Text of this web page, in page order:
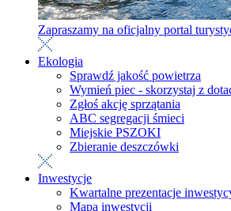
Zapraszamy na oficjalny portal
Ekologia
Sprawdź jakość powietrza
Wymień piec - skorzystaj z
Zgłoś akcję sprzątania
ABC segregacji śmieci
Miejskie PSZOKI
Zbieranie deszczówki
Inwestycje
Kwartalne prezentacje
Mapa inwestycji